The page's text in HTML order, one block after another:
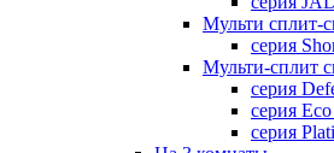
Мульти сплит-
серия
Мульти-сплит
серия
серия
серия